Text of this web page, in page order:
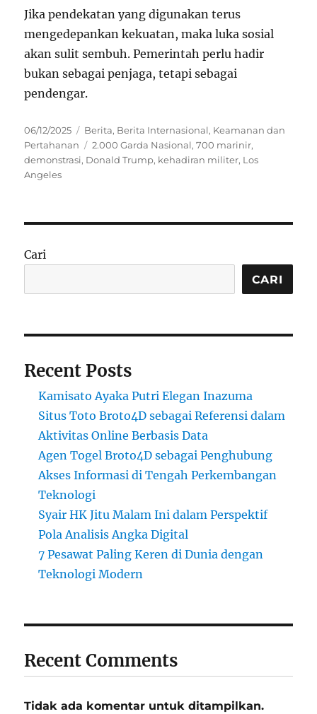
Jika pendekatan yang digunakan terus
mengedepankan kekuatan, maka luka sosial
akan sulit sembuh. Pemerintah perlu hadir
bukan sebagai penjaga, tetapi sebagai
pendengar.
Posted
on
06/12/2025 Categories
Berita, Berita Internasional, Keamanan dan
Pertahanan
Tags
2.000 Garda Nasional,700 marinir,
demonstrasi, Donald Trump, kehadiran militer, Los
Angeles
Cari
CARI
Recent Posts
Kamisato Ayaka Putri Elegan Inazuma
Situs Toto Broto4D sebagai Referensi dalam
Aktivitas Online Berbasis Data
Agen Togel Broto4D sebagai Penghubung
Akses Informasi di Tengah Perkembangan
Teknologi
Syair HK Jitu Malam Ini dalam Perspektif
Pola Analisis Angka Digital
7 Pesawat Paling Keren di Dunia dengan
Teknologi Modern
Recent Comments
Tidak ada komentar untuk ditampilkan.